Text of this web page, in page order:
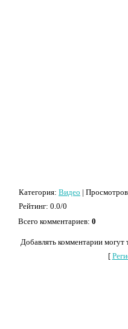
Категория: Видео | Просмотров
Рейтинг: 0.0/0
Всего комментариев: 0
Добавлять комментарии могут
[